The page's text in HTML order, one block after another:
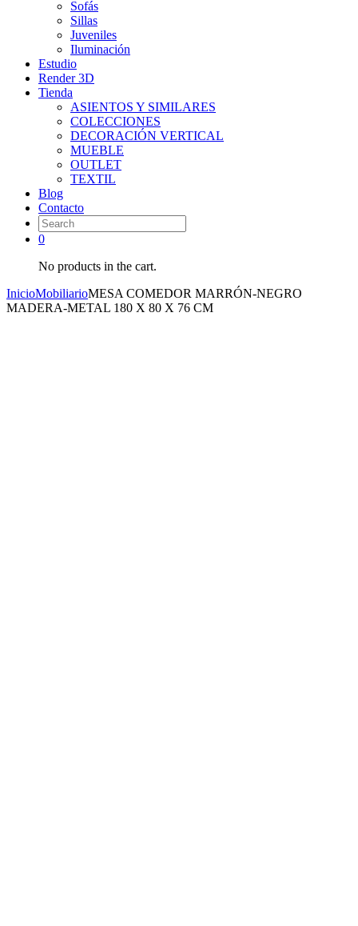
Sofás
Sillas
Juveniles
Iluminación
Estudio
Render 3D
Tienda
ASIENTOS Y SIMILARES
COLECCIONES
DECORACIÓN VERTICAL
MUEBLE
OUTLET
TEXTIL
Blog
Contacto
0
No products in the cart.
InicioMobiliarioMESA COMEDOR MARRÓN-NEGRO
MADERA-METAL 180 X 80 X 76 CM